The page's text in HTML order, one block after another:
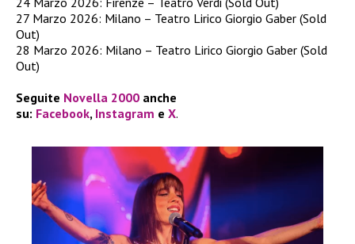
27 Marzo 2026: Milano – Teatro Lirico Giorgio Gaber (Sold
Out)
28 Marzo 2026: Milano – Teatro Lirico Giorgio Gaber (Sold
Out)
Seguite Novella 2000 anche
su: Facebook, Instagram e X.